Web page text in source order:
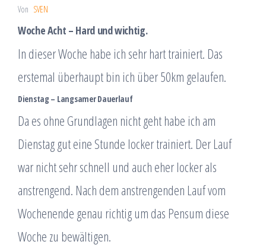
Von SVEN
Woche Acht – Hard und wichtig.
In dieser Woche habe ich sehr hart trainiert. Das
erstemal überhaupt bin ich über 50km gelaufen.
Dienstag – Langsamer Dauerlauf
Da es ohne Grundlagen nicht geht habe ich am
Dienstag gut eine Stunde locker trainiert. Der Lauf
war nicht sehr schnell und auch eher locker als
anstrengend. Nach dem anstrengenden Lauf vom
Wochenende genau richtig um das Pensum diese
Woche zu bewältigen.